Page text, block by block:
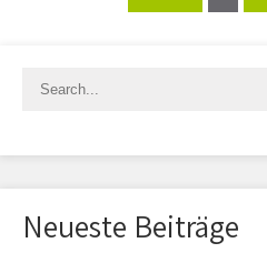
Neueste Beiträge